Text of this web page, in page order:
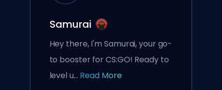
Samurai
Hey there, I'm Samurai, your go-
to booster for CS:GO! Ready to
level u... Read More